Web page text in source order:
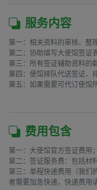
服务内容
第一：相关资料的审核、整
第二：协助填写大使馆签证
第三：所有签证辅助资料的
第四：使馆排队代送签证、
第五：如果需要可代订使馆
费用包含
第一：大使馆官方签证费用；
第二：签证服务费：包括材
第三：单程快递费用（我们
者需要加急快递，快递费用